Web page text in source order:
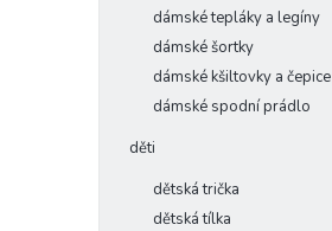
dámské tepláky a legíny
dámské šortky
dámské kšiltovky a čepice
dámské spodní prádlo
děti
dětská trička
dětská tílka